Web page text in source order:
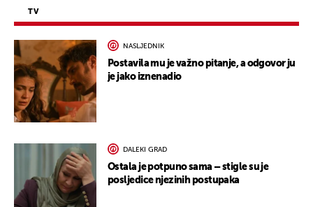
TV
NASLJEDNIK
Postavila mu je važno pitanje, a odgovor ju
je jako iznenadio
DALEKI GRAD
Ostala je potpuno sama – stigle su je
posljedice njezinih postupaka